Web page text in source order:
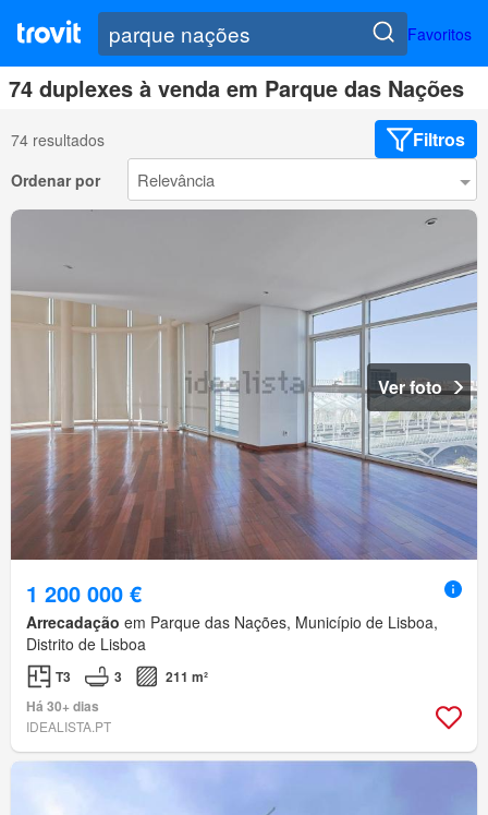
Favoritos
74 duplexes à venda em Parque das Nações
74 resultados Filtros
Ordenar por
Ver foto
1 200 000 €
Arrecadação em Parque das Nações, Município de Lisboa,
Distrito de Lisboa
T3 3
211 m²
Há 30+ dias
IDEALISTA.PT